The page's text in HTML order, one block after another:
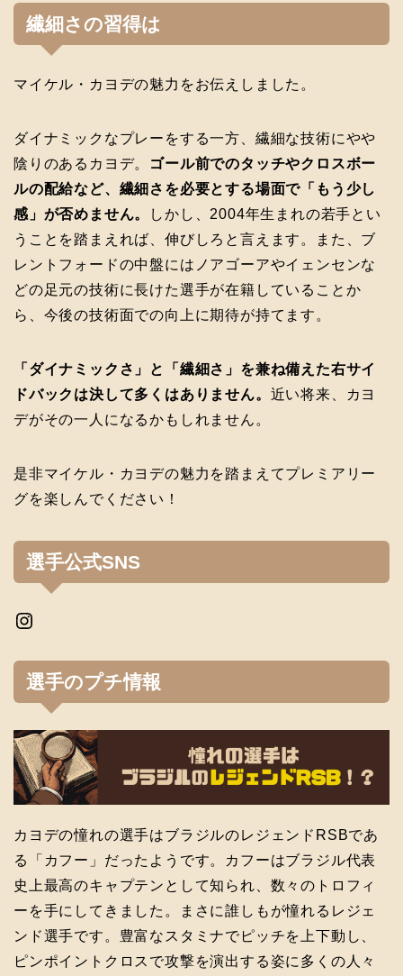
繊細さの習得は
マイケル・カヨデの魅力をお伝えしました。
ダイナミックなプレーをする一方、繊細な技術にやや
陰りのあるカヨデ。
ゴール前でのタッチやクロスボー
ルの配給など、繊細さを必要とする場面で「もう少し
感」が否めません。
しかし、2004年生まれの若手とい
うことを踏まえれば、伸びしろと言えます。また、ブ
レントフォードの中盤にはノアゴーアやイェンセンな
どの足元の技術に長けた選手が在籍していることか
ら、今後の技術面での向上に期待が持てます。
「ダイナミックさ」と「繊細さ」を兼ね備えた右サイ
ドバックは決して多くはありません。 近い将来、カヨ
デがその一人になるかもしれません。
是非マイケル・カヨデの魅力を踏まえてプレミアリー
グを楽しんでください！
選手公式SNS
Instagram
選手のプチ情報
カヨデの憧れの選手はブラジルのレジェンドRSBであ
る「カフー」だったようです。カフーはブラジル代表
史上最高のキャプテンとして知られ、数々のトロフィ
ーを手にしてきました。まさに誰しもが憧れるレジェ
ンド選手です。豊富なスタミナでピッチを上下動し、
ピンポイントクロスで攻撃を演出する姿に多くの人々